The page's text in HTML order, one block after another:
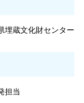
埋蔵文化財センター
担当